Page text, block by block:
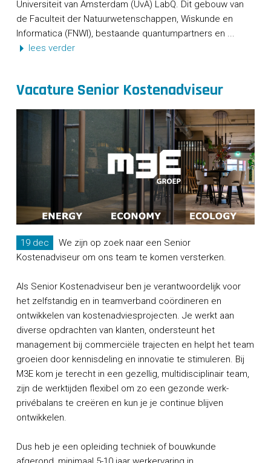
Universiteit van Amsterdam (UvA) LabQ. Dit gebouw van
de Faculteit der Natuurwetenschappen, Wiskunde en
Informatica (FNWI), bestaande quantumpartners en ...
lees verder
Vacature Senior Kostenadviseur
19 dec
We zijn op zoek naar een Senior
Kostenadviseur om ons team te komen versterken.
Als Senior Kostenadviseur ben je verantwoordelijk voor
het zelfstandig en in teamverband coördineren en
ontwikkelen van kostenadviesprojecten. Je werkt aan
diverse opdrachten van klanten, ondersteunt het
management bij commerciële trajecten en helpt het team
groeien door kennisdeling en innovatie te stimuleren. Bij
M3E kom je terecht in een gezellig, multidisciplinair team,
zijn de werktijden flexibel om zo een gezonde werk-
privébalans te creëren en kun je je continue blijven
ontwikkelen.
Dus heb je een opleiding techniek of bouwkunde